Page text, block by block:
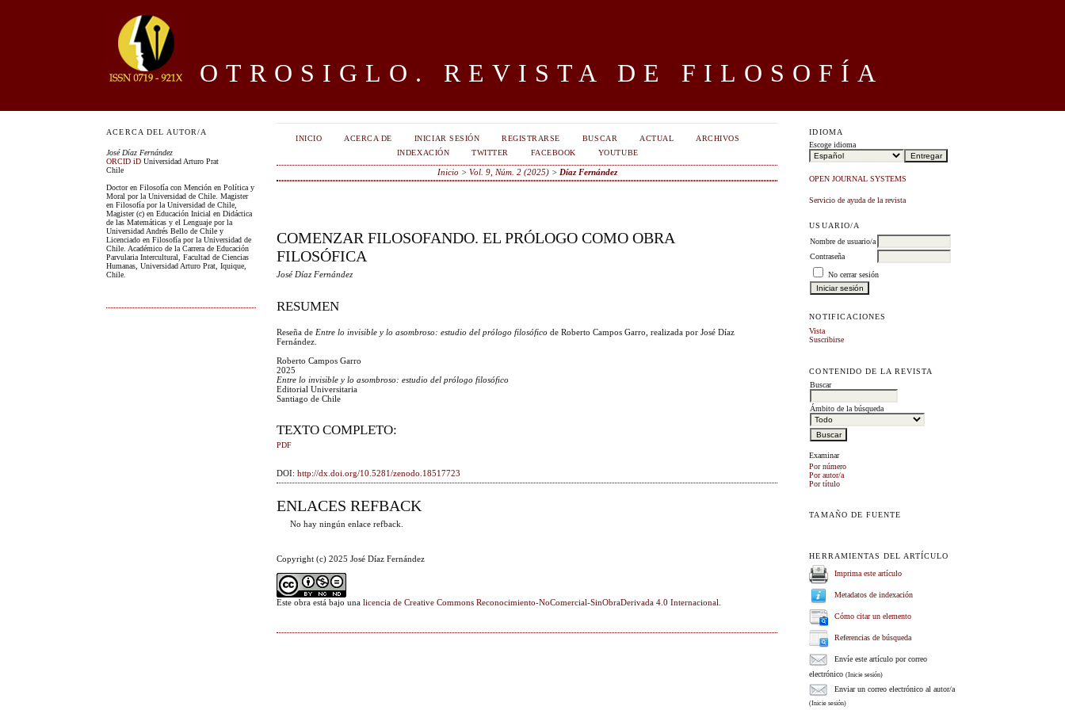
OTROSIGLO. REVISTA DE FILOSOFÍA
ACERCA DEL AUTOR/A
José Díaz Fernández
ORCID iD Universidad Arturo Prat
Chile
Doctor en Filosofía con Mención en Política y
Moral por la Universidad de Chile. Magister
en Filosofía por la Universidad de Chile,
Magister (c) en Educación Inicial en Didáctica
de las Matemáticas y el Lenguaje por la
Universidad Andrés Bello de Chile y
Licenciado en Filosofía por la Universidad de
Chile. Académico de la Carrera de Educación
Parvularia Intercultural, Facultad de Ciencias
Humanas, Universidad Arturo Prat, Iquique,
Chile.
IDIOMA
Escoge idioma
OPEN JOURNAL SYSTEMS
Servicio de ayuda de la revista
USUARIO/A
Nombre de usuario/a
Contraseña
No cerrar sesión
NOTIFICACIONES
Vista
Suscribirse
CONTENIDO DE LA REVISTA
Buscar
Ámbito de la búsqueda
Examinar
Por número
Por autor/a
Por título
TAMAÑO DE FUENTE
HERRAMIENTAS DEL ARTÍCULO
Imprima este artículo
Metadatos de indexación
Cómo citar un elemento
Referencias de búsqueda
Envíe este artículo por correo
electrónico(Inicie sesión)
Enviar un correo electrónico al autor/a
(Inicie sesión)
INICIO ACERCA DE INICIAR SESIÓN REGISTRARSE BUSCAR ACTUAL
ARCHIVOS
INDEXACIÓN
TWITTER FACEBOOK YOUTUBE
Inicio> Vol. 9, Núm. 2 (2025)> Díaz Fernández
COMENZAR FILOSOFANDO. EL PRÓLOGO COMO OBRA
FILOSÓFICA
José Díaz Fernández
RESUMEN
Reseña de Entre lo invisible y lo asombroso: estudio del prólogo filosófico de Roberto Campos Garro, realizada por José Díaz
Fernández.
Roberto Campos Garro
2025
Entre lo invisible y lo asombroso: estudio del prólogo filosófico
Editorial Universitaria
Santiago de Chile
TEXTO COMPLETO:
PDF
DOI:http://dx.doi.org/10.5281/zenodo.18517723
ENLACES REFBACK
No hay ningún enlace refback.
Copyright (c) 2025 José Díaz Fernández
Este obra está bajo unalicencia de Creative Commons Reconocimiento-NoComercial-SinObraDerivada 4.0 Internacional